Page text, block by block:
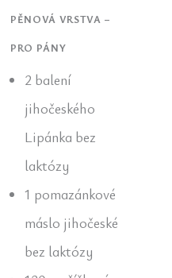
PĚNOVÁ VRSTVA –
PRO PÁNY
2 balení
jihočeského
Lipánka bez
laktózy
1 pomazánkové
máslo jihočeské
bez laktózy